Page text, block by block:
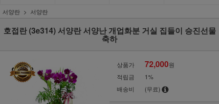
서양란 서양란
호접란 (3e314) 서양란 서양난 개업화분 거실 집들이 승진선물
축하
상품가 72,000원
적립금
1%
배송비
(무료)